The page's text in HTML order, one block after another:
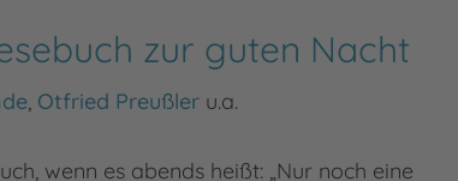
zur guten Nacht
, Otfried Preußler u.a.
wenn es abends heißt: „Nur noch eine